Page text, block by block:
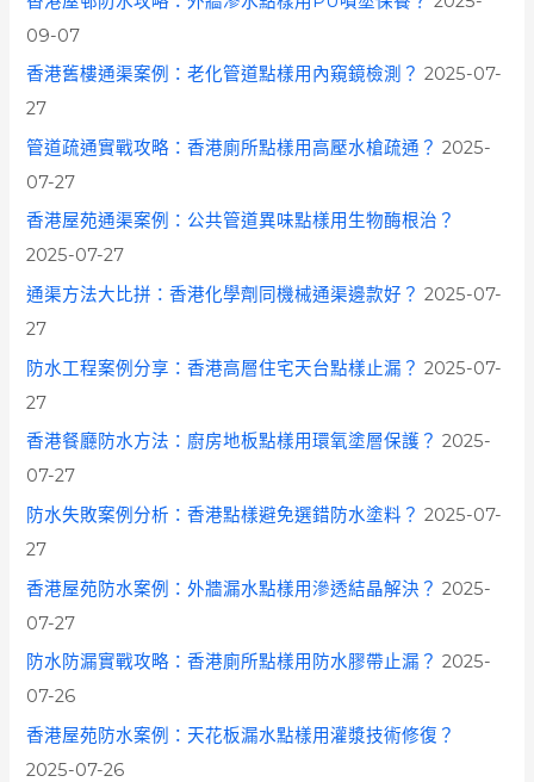
o
09-07
香港舊樓通渠案例：老化管道點樣用內窺鏡檢測？ 2025-07-
27
管道疏通實戰攻略：香港廁所點樣用高壓水槍疏通？ 2025-
07-27
香港屋苑通渠案例：公共管道異味點樣用生物酶根治？
2025-07-27
通渠方法大比拼：香港化學劑同機械通渠邊款好？ 2025-07-
27
防水工程案例分享：香港高層住宅天台點樣止漏？ 2025-07-
27
香港餐廳防水方法：廚房地板點樣用環氧塗層保護？ 2025-
07-27
防水失敗案例分析：香港點樣避免選錯防水塗料？ 2025-07-
27
香港屋苑防水案例：外牆漏水點樣用滲透結晶解決？ 2025-
07-27
防水防漏實戰攻略：香港廁所點樣用防水膠帶止漏？ 2025-
07-26
香港屋苑防水案例：天花板漏水點樣用灌漿技術修復？
2025-07-26